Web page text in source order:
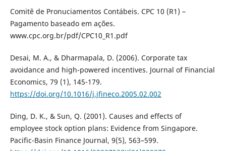
Comitê de Pronuciamentos Contábeis. CPC 10 (R1) –
Pagamento baseado em ações.
www.cpc.org.br/pdf/CPC10_R1.pdf
Desai, M. A., & Dharmapala, D. (2006). Corporate tax
avoidance and high-powered incentives. Journal of Financial
Economics, 79 (1), 145-179.
https://doi.org/10.1016/j.jfineco.2005.02.002
Ding, D. K., & Sun, Q. (2001). Causes and effects of
employee stock option plans: Evidence from Singapore.
Pacific-Basin Finance Journal, 9(5), 563–599.